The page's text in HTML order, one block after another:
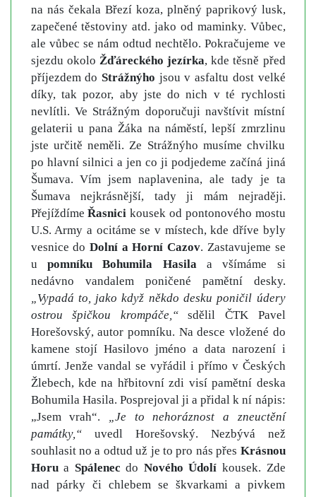
na nás čekala Březí koza, plněný paprikový lusk,
zapečené těstoviny atd. jako od maminky. Vůbec,
ale vůbec se nám odtud nechtělo. Pokračujeme ve
sjezdu okolo Žďáreckého jezírka, kde těsně před
příjezdem do Strážnýho jsou v asfaltu dost velké
díky, tak pozor, aby jste do nich v té rychlosti
nevlítli. Ve Strážným doporučuji navštívit místní
gelaterii u pana Žáka na náměstí, lepší zmrzlinu
jste určitě neměli. Ze Strážnýho musíme chvilku
po hlavní silnici a jen co ji podjedeme začíná jiná
Šumava. Vím jsem naplavenina, ale tady je ta
Šumava nejkrásnější, tady ji mám nejraději.
PřejíždímeŘasnici kousek od pontonového mostu
U.S. Army a ocitáme se v místech, kde dříve byly
vesnice do Dolní a Horní Cazov. Zastavujeme se
u pomníku Bohumila Hasila a všímáme si
nedávno vandalem poničené pamětní desky.
„Vypadá to, jako když někdo desku poničil údery
ostrou špičkou krompáče,“sdělil ČTK Pavel
Horešovský, autor pomníku. Na desce vložené do
kamene stojí Hasilovo jméno a data narození i
úmrtí. Jenže vandal se vyřádil i přímo v Českých
Žlebech, kde na hřbitovní zdi visí pamětní deska
Bohumila Hasila. Posprejoval ji a přidal k ní nápis:
„Jsem vrah“.
„Je to nehoráznost a zneuctění
památky,“uvedl Horešovský. Nezbývá než
souhlasit no a odtud už je to pro nás přes Krásnou
Horua Spálenec do Nového Údolí kousek. Zde
nad párky či chlebem se škvarkami a pivkem